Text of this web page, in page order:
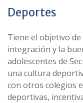
Deportes
Tiene el objetivo
integración y la
adolescentes de
una cultura
con otros colegios
deportivas,